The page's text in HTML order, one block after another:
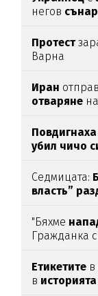
негов
Протест
Варна
Иран
отваряне на
Повдигнаха
убил чичо
Седмицата:
власть”
"Бяхме
Гражданка
Етикетите
в историята